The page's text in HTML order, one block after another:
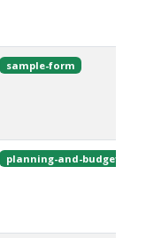
sample-form
planning-and-budgeting